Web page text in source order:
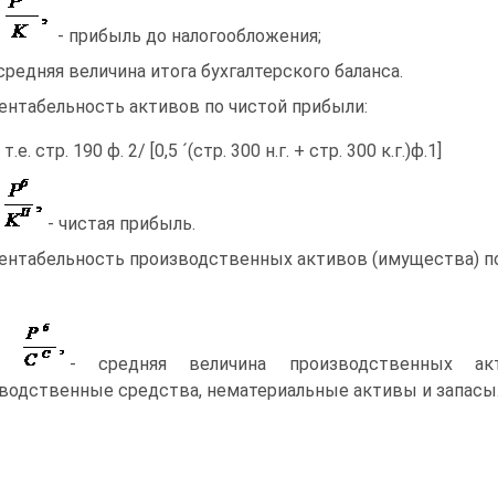
- прибыль до налогообложения;
величина итога бухгалтерского баланса.
активов по чистой прибыли:
т.е. стр. 190 ф. 2/ [0,5 ´(стр. 300 н.г. + стр. 300 к.г.)ф.1]
- чистая прибыль.
производственных активов (имущества)
- средняя величина производственных
средства, нематериальные активы и запасы.